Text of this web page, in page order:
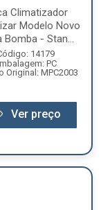
Climatizador
Modelo Novo
Bomba - Stan...
14179
PC
Original: MPC2003
Ver preço